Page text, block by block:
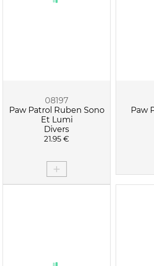
08197
Paw Patrol Ruben Sono
Et Lumi
Divers
21.95 €
Paw